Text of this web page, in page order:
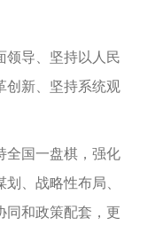
领导、坚持以人民
创新、坚持系统观
国一盘棋，强化
、战略性布局、
同和政策配套，更